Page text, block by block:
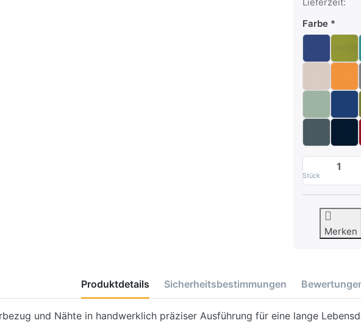
Farbe
Stück
Merken
Produktdetails Sicherheitsbestimmungen
und Nähte in handwerklich präziser Ausführung für eine lange